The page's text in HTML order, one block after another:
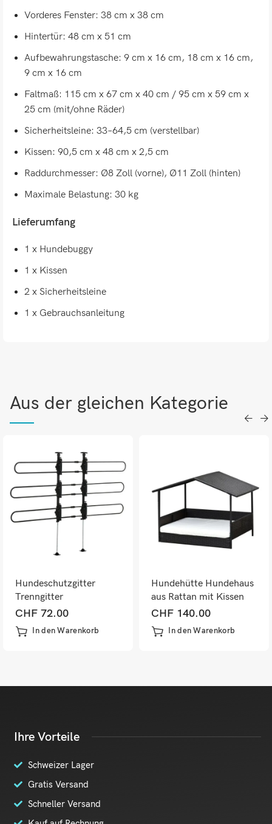
Vorderes Fenster: 38 cm x 38 cm
Hintertür: 48 cm x 51 cm
Aufbewahrungstasche: 9 cm x 16 cm, 18 cm x 16 cm,
9 cm x 16 cm
Faltmaß: 115 cm x 67 cm x 40 cm / 95 cm x 59 cm x
25 cm (mit/ohne Räder)
Sicherheitsleine: 33–64,5 cm (verstellbar)
Kissen: 90,5 cm x 48 cm x 2,5 cm
Raddurchmesser: Ø8 Zoll (vorne), Ø11 Zoll (hinten)
Maximale Belastung: 30 kg
Lieferumfang
1 x Hundebuggy
1 x Kissen
2 x Sicherheitsleine
1 x Gebrauchsanleitung
Aus der gleichen Kategorie
Hundeschutzgitter
Trenngitter
Kofferraumgitter 89-
150×76-124cm
CHF 72.00
In den Warenkorb
Hundehütte Hundehaus
aus Rattan mit Kissen
CHF 140.00
In den Warenkorb
Ihre Vorteile
Schweizer Lager
Gratis Versand
Schneller Versand